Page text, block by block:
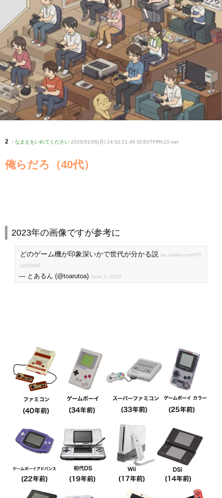
2 : なまえをいれてください 2025/01/06(月) 14:52:21.46 ID:8V7FIRh10.net
俺らだろ（40代）
2023年の画像ですが参考に
どのゲーム機が印象深いかで世代が分かる説 pic.twitter.com/hFi
0zZ0H0E
— とあるん (@toarutoa) June 3, 2023